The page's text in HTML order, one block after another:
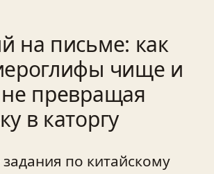
на письме: как
чище и
превращая
в каторгу
по китайскому